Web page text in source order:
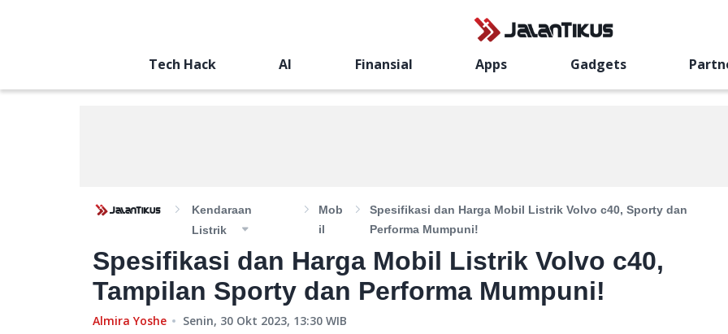
Tech Hack AI Finansial Apps Gadgets
Kendaraan
Listrik
Mob
Il
Spesifikasi dan Harga Mobil Listrik Volvo c40, Sporty dan
Performa Mumpuni!
Spesifikasi dan Harga Mobil Listrik Volvo c40,
Tampilan Sporty dan Performa Mumpuni!
Almira Yoshe Senin, 30 Okt 2023, 13:30 WIB